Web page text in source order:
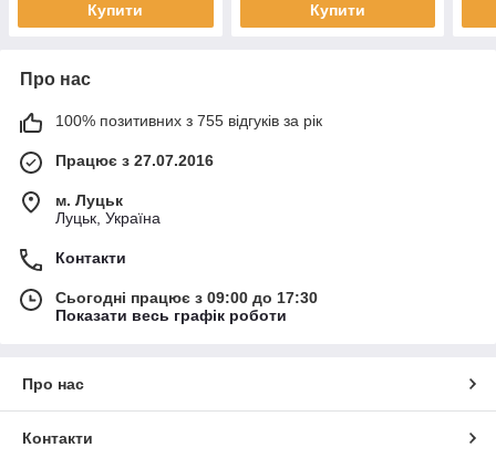
Купити Купити
Про нас
100% позитивних з 755 відгуків за рік
Працює з 27.07.2016
м. Луцьк
Луцьк, Україна
Контакти
Сьогодні працює з 09:00 до 17:30
Показати весь графік роботи
Про нас
Контакти